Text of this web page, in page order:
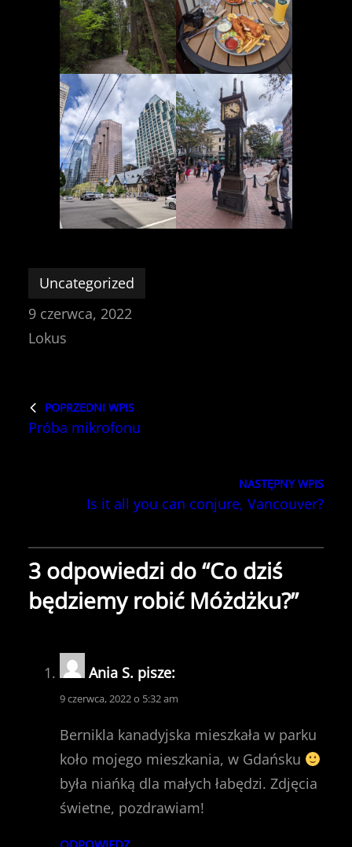
Uncategorized
9 czerwca, 2022
Lokus
POPRZEDNI WPIS
Próba mikrofonu
NASTĘPNY WPIS
Is it all you can conjure, Vancouver?
3 odpowiedzi do “Co dziś
będziemy robić Móżdżku?”
Ania S. pisze:
9 czerwca, 2022 o 5:32 am
Bernikla kanadyjska mieszkała w parku
koło mojego mieszkania, w Gdańsku
była niańką dla małych łabędzi. Zdjęcia
świetne, pozdrawiam!